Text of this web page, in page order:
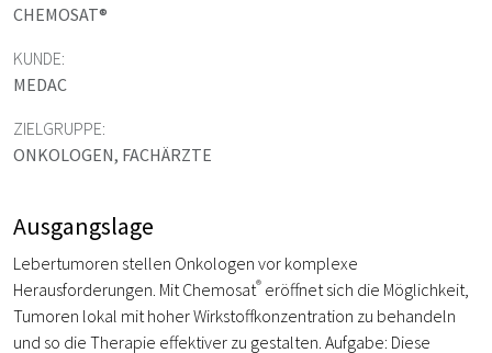
CHEMOSAT®
KUNDE:
MEDAC
ZIELGRUPPE:
ONKOLOGEN, FACHÄRZTE
Ausgangslage
Lebertumoren stellen Onkologen vor komplexe
Herausforderungen. Mit Chemosat® eröffnet sich die Möglichkeit,
Tumoren lokal mit hoher Wirkstoffkonzentration zu behandeln
und so die Therapie effektiver zu gestalten. Aufgabe: Diese